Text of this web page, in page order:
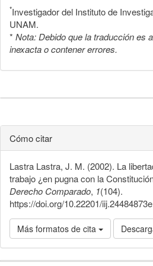
*Investigador del Instituto de
UNAM.
* Nota: Debido que la traducción es
inexacta o contener errores.
Cómo citar
Lastra Lastra, J. M. (2002). La
trabajo ¿en pugna con la
Derecho Comparado, 1(104).
https://doi.org/10.22201/
Más formatos de cita